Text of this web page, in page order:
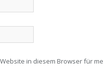
in diesem Browser für